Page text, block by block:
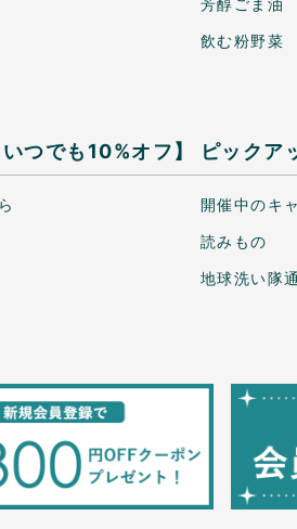
芳醇ごま油
飲む粉野菜
つでも10%オフ】 ピックア
開催中のキ
読みもの
地球洗い隊